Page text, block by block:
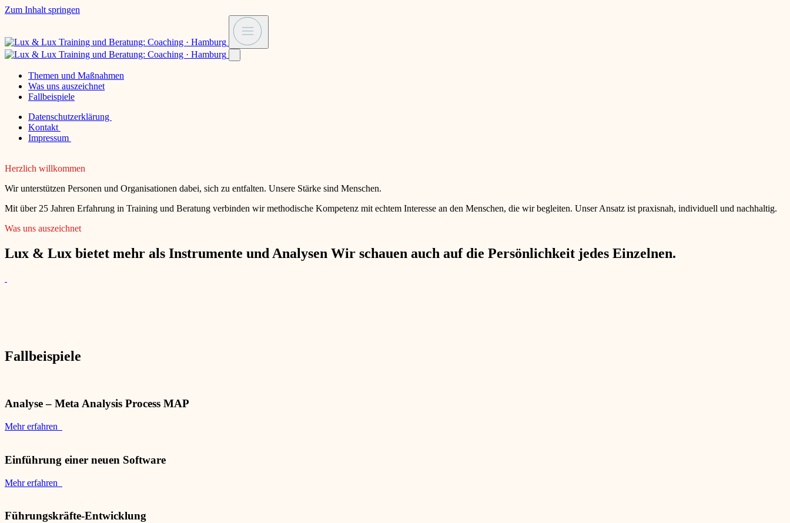
Zum Inhalt springen
Themen und Maßnahmen
Was uns auszeichnet
Fallbeispiele
Datenschutzerklärung
Kontakt
Impressum
Herzlich willkommen
Wir unterstützen Personen und Organisationen dabei, sich zu entfalten. Unsere Stärke sind Menschen.
Mit über 25 Jahren Erfahrung in Training und Beratung verbinden wir methodische Kompetenz mit echtem Interesse an den Menschen, die wir begleiten. Unser Ansatz ist praxisnah, individuell und nachhaltig.
Was uns auszeichnet
Lux & Lux bietet mehr als Instrumente und Analysen Wir schauen auch auf die Persönlichkeit jedes Einzelnen.
Fallbeispiele
Analyse – Meta Analysis Process MAP
Mehr erfahren
Einführung einer neuen Software
Mehr erfahren
Führungskräfte-Entwicklung